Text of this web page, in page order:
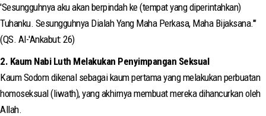
'Sesungguhnya aku akan berpindah ke (tempat yang diperintahkan)
Tuhanku. Sesungguhnya Dialah Yang Maha Perkasa, Maha Bijaksana.'"
(QS. Al-'Ankabut: 26)
2. Kaum Nabi Luth Melakukan Penyimpangan Seksual
Kaum Sodom dikenal sebagai kaum pertama yang melakukan perbuatan
homoseksual (liwath), yang akhirnya membuat mereka dihancurkan oleh
Allah.